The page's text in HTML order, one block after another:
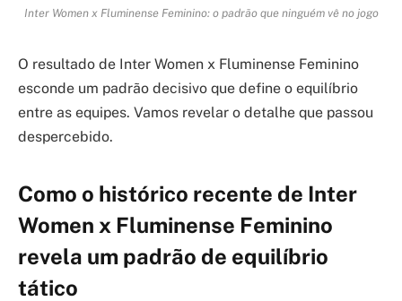
Inter Women x Fluminense Feminino: o padrão que ninguém vê no jogo
O resultado de Inter Women x Fluminense Feminino
esconde um padrão decisivo que define o equilíbrio
entre as equipes. Vamos revelar o detalhe que passou
despercebido.
Como o histórico recente de Inter
Women x Fluminense Feminino
revela um padrão de equilíbrio
tático